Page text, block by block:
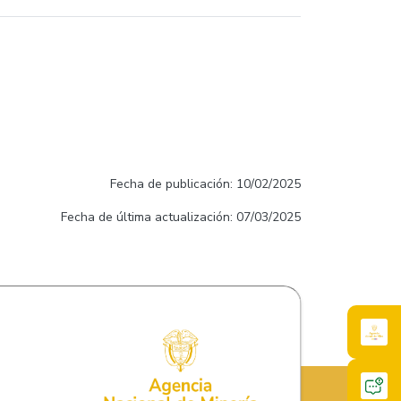
Fecha de publicación: 10/02/2025
Fecha de última actualización: 07/03/2025